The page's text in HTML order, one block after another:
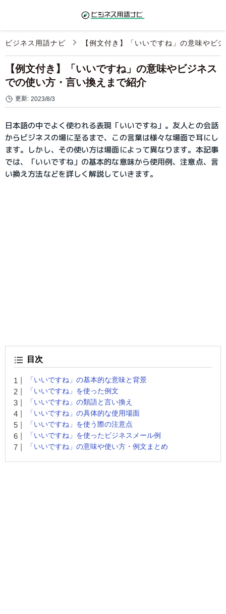
ビジネス用語ナビ 【例文付き】「いいですね」の意味やビ
【例文付き】「いいですね」の意味やビジネス
での使い方・言い換えまで紹介
更新: 2023/8/3
日本語の中でよく使われる表現「いいですね」。友人との会話
からビジネスの場に至るまで、この言葉は様々な場面で耳にし
ます。しかし、その使い方は場面によって異なります。本記事
では、「いいですね」の基本的な意味から使用例、注意点、言
い換え方法などを詳しく解説していきます。
目次
「いいですね」の基本的な意味と背景
「いいですね」を使った例文
「いいですね」の類語と言い換え
「いいですね」の具体的な使用場面
「いいですね」を使う際の注意点
「いいですね」を使ったビジネスメール例
「いいですね」の意味や使い方・例文まとめ